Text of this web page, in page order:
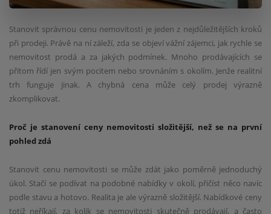
Stanovit správnou cenu nemovitosti je jeden z nejdůležitějších kroků
při prodeji. Právě na ní záleží, zda se objeví vážní zájemci, jak rychle se
nemovitost prodá a za jakých podmínek. Mnoho prodávajících se
přitom řídí jen svým pocitem nebo srovnáním s okolím. Jenže realitní
trh funguje jinak. A chybná cena může celý prodej výrazně
zkomplikovat.
Proč je stanovení ceny nemovitosti složitější, než se na první
pohled zdá
Stanovit cenu nemovitosti se může zdát jako poměrně jednoduchý
úkol. Stačí se podívat na podobné nabídky v okolí, přičíst něco navíc
podle stavu a hotovo. Realita je ale výrazně složitější. Nabídkové ceny
totiž neříkají, za kolik se nemovitosti skutečně prodávají, a často